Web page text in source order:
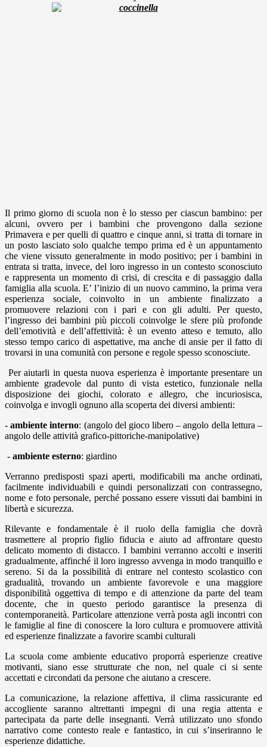
Il primo giorno di scuola non è lo stesso per ciascun bambino: per
alcuni, ovvero per i bambini che provengono dalla sezione
Primavera e per quelli di quattro e cinque anni, si tratta di tornare in
un posto lasciato solo qualche tempo prima ed è un appuntamento
che viene vissuto generalmente in modo positivo; per i bambini in
entrata si tratta, invece, del loro ingresso in un contesto sconosciuto
e rappresenta un momento di crisi, di crescita e di passaggio dalla
famiglia alla scuola. E’ l’inizio di un nuovo cammino, la prima vera
esperienza sociale, coinvolto in un ambiente finalizzato a
promuovere relazioni con i pari e con gli adulti. Per questo,
l’ingresso dei bambini più piccoli coinvolge le sfere più profonde
dell’emotività e dell’affettività: è un evento atteso e temuto, allo
stesso tempo carico di aspettative, ma anche di ansie per il fatto di
trovarsi in una comunità con persone e regole spesso sconosciute.
Per aiutarli in questa nuova esperienza è importante presentare un
ambiente gradevole dal punto di vista estetico, funzionale nella
disposizione dei giochi, colorato e allegro, che incuriosisca,
coinvolga e invogli ognuno alla scoperta dei diversi ambienti:
-ambiente interno: (angolo del gioco libero – angolo della lettura –
angolo delle attività grafico-pittoriche-manipolative)
- ambiente esterno: giardino
Verranno predisposti spazi aperti, modificabili ma anche ordinati,
facilmente individuabili e quindi personalizzati con contrassegno,
nome e foto personale, perché possano essere vissuti dai bambini in
libertà e sicurezza.
Rilevante e fondamentale è il ruolo della famiglia che dovrà
trasmettere al proprio figlio fiducia e aiuto ad affrontare questo
delicato momento di distacco. I bambini verranno accolti e inseriti
gradualmente, affinché il loro ingresso avvenga in modo tranquillo e
sereno. Si da la possibilità di entrare nel contesto scolastico con
gradualità, trovando un ambiente favorevole e una maggiore
disponibilità oggettiva di tempo e di attenzione da parte del team
docente, che in questo periodo garantisce la presenza di
contemporaneità. Particolare attenzione verrà posta agli incontri con
le famiglie al fine di conoscere la loro cultura e promuovere attività
ed esperienze finalizzate a favorire scambi culturali
La scuola come ambiente educativo proporrà esperienze creative
motivanti, siano esse strutturate che non, nel quale ci si sente
accettati e circondati da persone che aiutano a crescere.
La comunicazione, la relazione affettiva, il clima rassicurante ed
accogliente saranno altrettanti impegni di una regia attenta e
partecipata da parte delle insegnanti. Verrà utilizzato uno sfondo
narrativo come contesto reale e fantastico, in cui s’inseriranno le
esperienze didattiche.